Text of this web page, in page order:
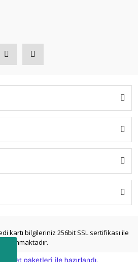
kartı bilgileriniz 256bit SSL sertifikası ile
korunmaktadır.
e-